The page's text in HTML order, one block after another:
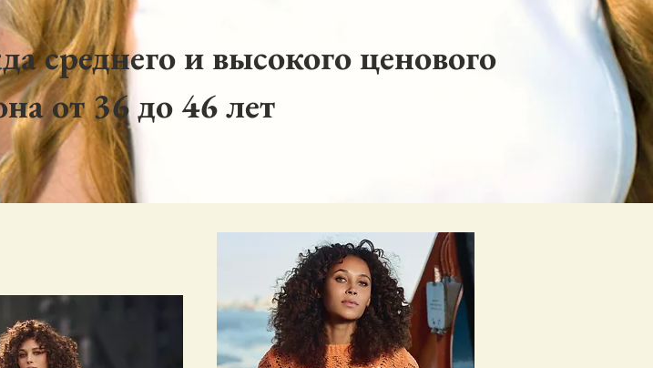
среднего и высокого ценового
от 36 до 46 лет